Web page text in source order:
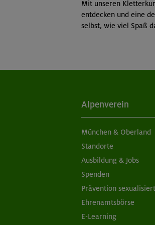
Mit unseren
entdecken und eine
selbst, wie viel Spaß
Alpenverein
München & Oberland
Standorte
Ausbildung & Jobs
Spenden
Prävention
Ehrenamtsbörse
E-Learning